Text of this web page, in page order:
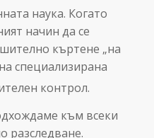
наука. Когато
начин да се
къртене „на
специализирана
контрол.
към всеки
разследване.